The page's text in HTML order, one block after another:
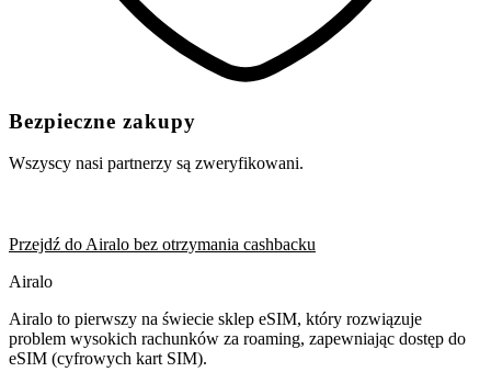
Bezpieczne zakupy
Wszyscy nasi partnerzy są zweryfikowani.
Przejdź do Airalo bez otrzymania cashbacku
Airalo
Airalo to pierwszy na świecie sklep eSIM, który rozwiązuje
problem wysokich rachunków za roaming, zapewniając dostęp do
eSIM (cyfrowych kart SIM).